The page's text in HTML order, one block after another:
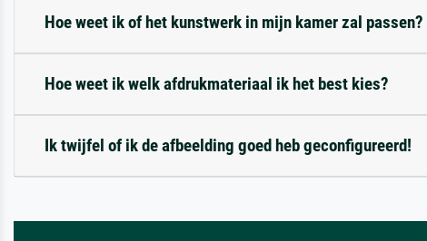
Hoe weet ik of het kunstwerk in mijn kamer zal passen?
Hoe weet ik welk afdrukmateriaal ik het best kies?
Ik twijfel of ik de afbeelding goed heb geconfigureerd!